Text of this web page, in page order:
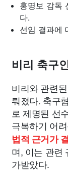
홍명보 감독
다.
선임 결과에
비리 축구
비리와 관련
뤄졌다. 축구
로 제명된 선
극복하기 어
법적 근거가
며, 이는 관련
가받았다.